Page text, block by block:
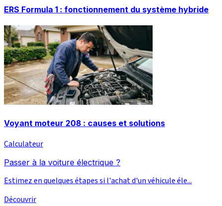
ERS Formula 1 : fonctionnement du système hybride
Voyant moteur 208 : causes et solutions
Calculateur
Passer à la voiture électrique ?
Estimez en quelques étapes si l'achat d'un véhicule éle...
Découvrir